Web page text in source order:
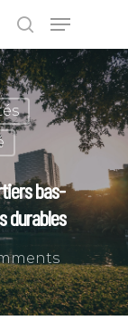
ou
bas-
durables